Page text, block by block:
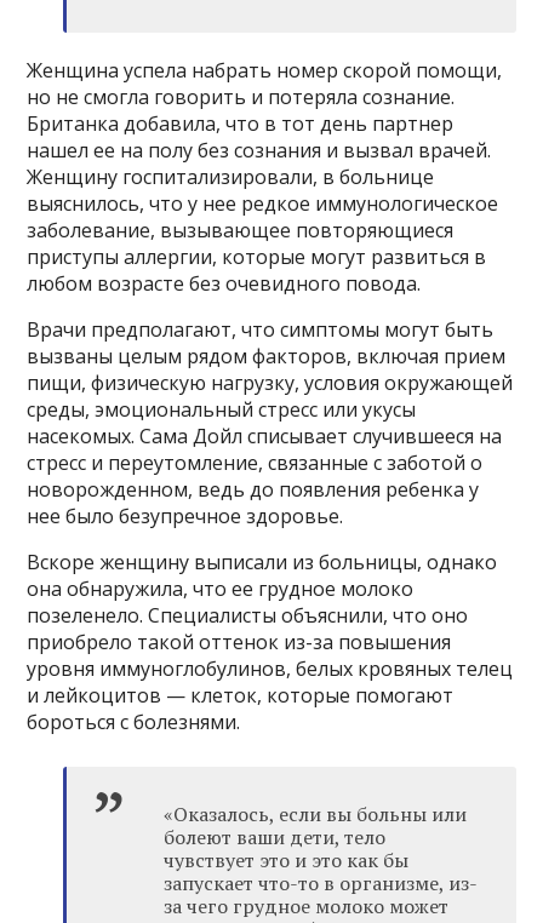
Женщина успела набрать номер скорой помощи,
но не смогла говорить и потеряла сознание.
Британка добавила, что в тот день партнер
нашел ее на полу без сознания и вызвал врачей.
Женщину госпитализировали, в больнице
выяснилось, что у нее редкое иммунологическое
заболевание, вызывающее повторяющиеся
приступы аллергии, которые могут развиться в
любом возрасте без очевидного повода.
Врачи предполагают, что симптомы могут быть
вызваны целым рядом факторов, включая прием
пищи, физическую нагрузку, условия окружающей
среды, эмоциональный стресс или укусы
насекомых. Сама Дойл списывает случившееся на
стресс и переутомление, связанные с заботой о
новорожденном, ведь до появления ребенка у
нее было безупречное здоровье.
Вскоре женщину выписали из больницы, однако
она обнаружила, что ее грудное молоко
позеленело. Специалисты объяснили, что оно
приобрело такой оттенок из-за повышения
уровня иммуноглобулинов, белых кровяных телец
и лейкоцитов — клеток, которые помогают
бороться с болезнями.
«Оказалось, если вы больны или
болеют ваши дети, тело
чувствует это и это как бы
запускает что-то в организме, из-
за чего грудное молоко может